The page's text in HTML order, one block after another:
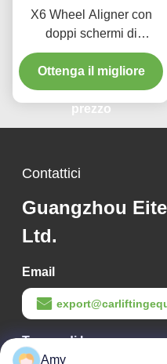
X6 Wheel Aligner con
doppi schermi di
immagini 3D intelligenti e
monitoraggio in tempo
reale per la precisione di
allineamento delle ruote
del veicolo
Ottenga il migliore
prezzo
Contattici
Guangzhou
Ltd.
Email
Tempo di lavoro
Amy